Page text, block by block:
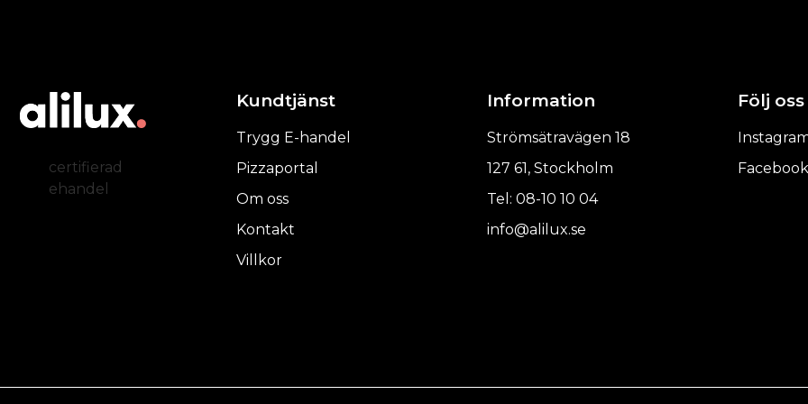
certifierad
ehandel
Kundtjänst
Trygg E-handel
Pizzaportal
Om oss
Kontakt
Villkor
Information
Strömsätravägen 18
127 61, Stockholm
Tel: 08-10 10 04
info@alilux.se
Följ oss
Facebook